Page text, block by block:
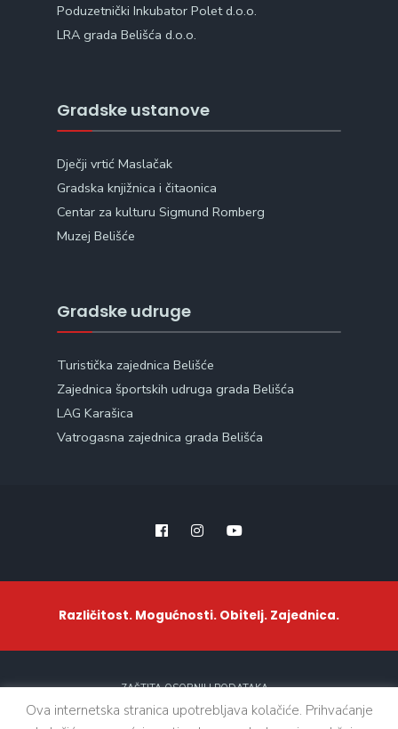
Poduzetnički Inkubator Polet d.o.o.
LRA grada Belišća d.o.o.
Gradske ustanove
Dječji vrtić Maslačak
Gradska knjižnica i čitaonica
Centar za kulturu Sigmund Romberg
Muzej Belišće
Gradske udruge
Turistička zajednica Belišće
Zajednica športskih udruga grada Belišća
LAG Karašica
Vatrogasna zajednica grada Belišća
Različitost. Mogućnosti. Obitelj. Zajednica.
ZAŠTITA OSOBNIH PODATAKA
Ova internetska stranica upotrebljava kolačiće. Prihvaćanje